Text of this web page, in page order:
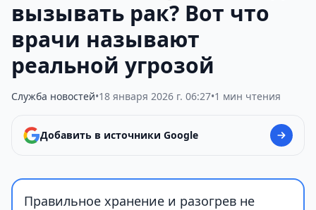
вызывать рак? Вот что
врачи называют
реальной угрозой
Служба новостей•18 января 2026 г. 06:27•1 мин чтения
Добавить в источники Google
Правильное хранение и разогрев не